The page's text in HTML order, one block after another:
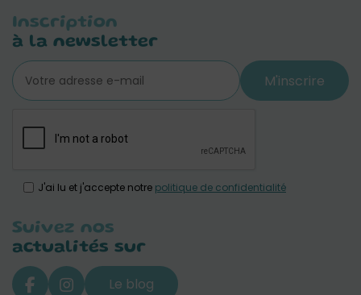
Inscription
à la newsletter
M'inscrire
J'ai lu et j'accepte notre politique de confidentialité
Suivez nos
actualités sur
Le blog